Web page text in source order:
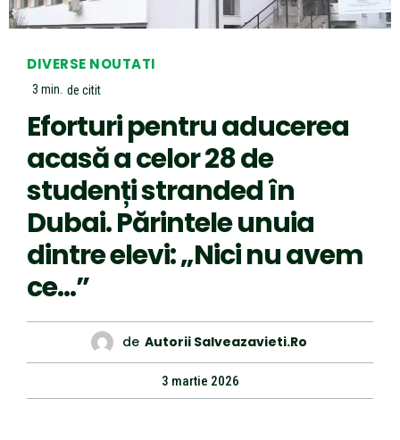
DIVERSE NOUTATI
3 min. de citit
Eforturi pentru aducerea
acasă a celor 28 de
studenți stranded în
Dubai. Părintele unuia
dintre elevi: „Nici nu avem
ce…”
de Autorii Salveazavieti.ro
3 martie 2026